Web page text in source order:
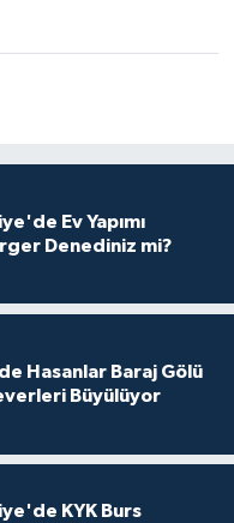
Ev Yapımı
Denediniz mi?
Hasanlar Baraj Gölü
Büyülüyor
KYK Burs